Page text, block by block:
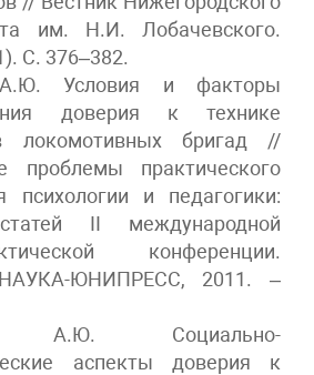
им. Н.И. Лобачевского.
C. 376–382.
Условия и факторы
доверия к технике
локомотивных бригад //
проблемы практического
психологии и педагогики:
II международной
конференции.
ЮНИПРЕСС, 2011. –
А.Ю. Социально-
аспекты доверия к